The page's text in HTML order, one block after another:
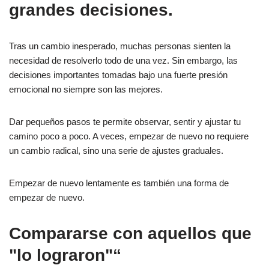
grandes decisiones.
Tras un cambio inesperado, muchas personas sienten la
necesidad de resolverlo todo de una vez. Sin embargo, las
decisiones importantes tomadas bajo una fuerte presión
emocional no siempre son las mejores.
Dar pequeños pasos te permite observar, sentir y ajustar tu
camino poco a poco. A veces, empezar de nuevo no requiere
un cambio radical, sino una serie de ajustes graduales.
Empezar de nuevo lentamente es también una forma de
empezar de nuevo.
Compararse con aquellos que
"lo lograron"“